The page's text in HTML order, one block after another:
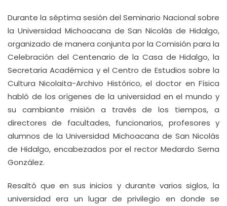
Durante la séptima sesión del Seminario Nacional sobre
la Universidad Michoacana de San Nicolás de Hidalgo,
organizado de manera conjunta por la Comisión para la
Celebración del Centenario de la Casa de Hidalgo, la
Secretaria Académica y el Centro de Estudios sobre la
Cultura Nicolaita-Archivo Histórico, el doctor en Física
habló de los orígenes de la universidad en el mundo y
su cambiante misión a través de los tiempos, a
directores de facultades, funcionarios, profesores y
alumnos de la Universidad Michoacana de San Nicolás
de Hidalgo, encabezados por el rector Medardo Serna
González.
Resaltó que en sus inicios y durante varios siglos, la
universidad era un lugar de privilegio en donde se